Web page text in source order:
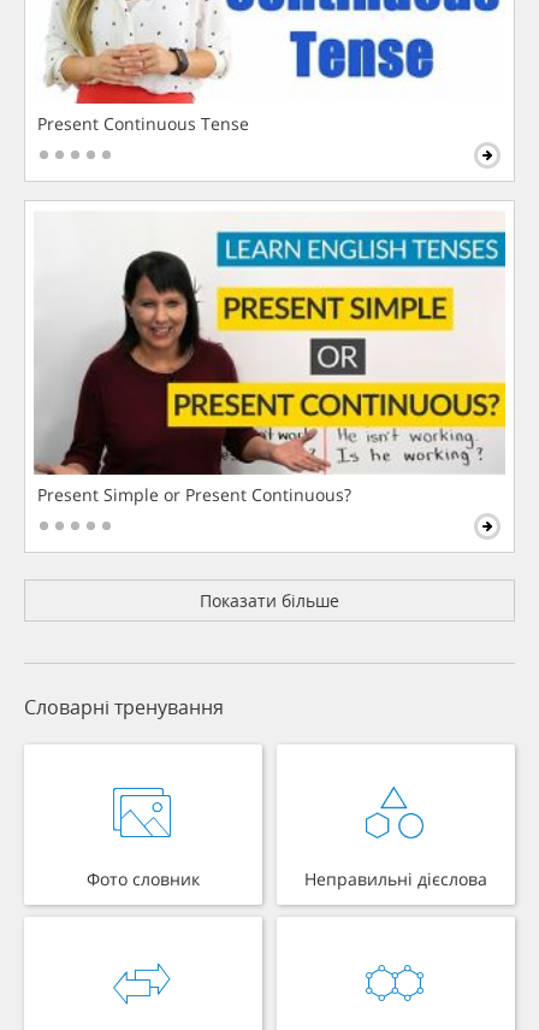
Present Continuous Tense
Present Simple or Present Continuous?
Показати більше
Словарні тренування
Фото словник Неправильні дієслова